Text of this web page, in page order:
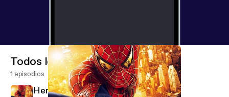
Todos los episodios
1 episodios
Heroes